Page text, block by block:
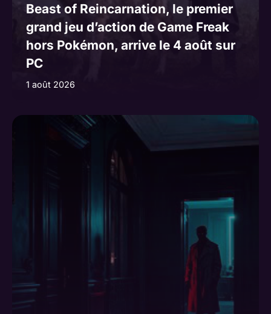
Beast of Reincarnation, le premier
grand jeu d’action de Game Freak
hors Pokémon, arrive le 4 août sur
PC
1 août 2026